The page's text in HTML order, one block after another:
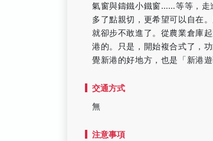
氣窗與鑄鐵小鐵窗……等等，走
多了點親切，更希望可以自在
就卻步不敢進了。從農業倉庫
港的。只是，開始複合式了，
覺新港的好地方，也是「新港
交通方式
無
注意事項